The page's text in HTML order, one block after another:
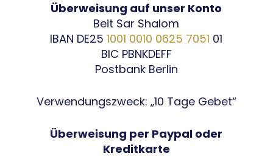
Überweisung auf unser Konto
Beit Sar Shalom
IBAN DE251001 0010 0625 7051 01
BIC PBNKDEFF
Postbank Berlin
Verwendungszweck: „10 Tage Gebet“
Überweisung per Paypal oder
Kreditkarte